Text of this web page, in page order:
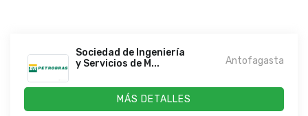
Sociedad de Ingeniería
y Servicios de M...
Antofagasta
MÁS DETALLES